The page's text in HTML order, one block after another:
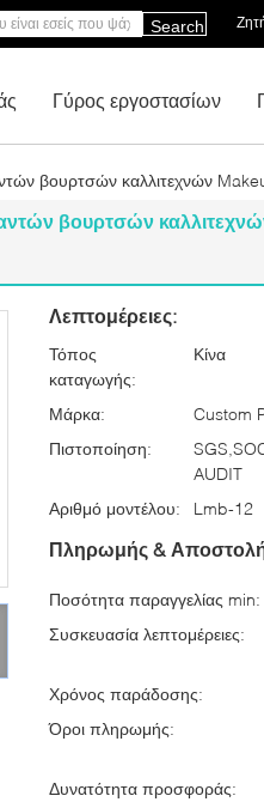
Search
Γύρος εργοστασίων
βουρτσών καλλιτεχνών
βουρτσών
Λεπτομέρειες:
Τόπος
καταγωγής:
Κίνα
Μάρκα:
Custom
Πιστοποίηση:
AUDIT
Αριθμό μοντέλου:
Lmb-12
Πληρωμής &
Ποσότητα παραγγελίας min:
Συσκευασία λεπτομέρειες:
Χρόνος παράδοσης:
Όροι πληρωμής:
Δυνατότητα προσφοράς: